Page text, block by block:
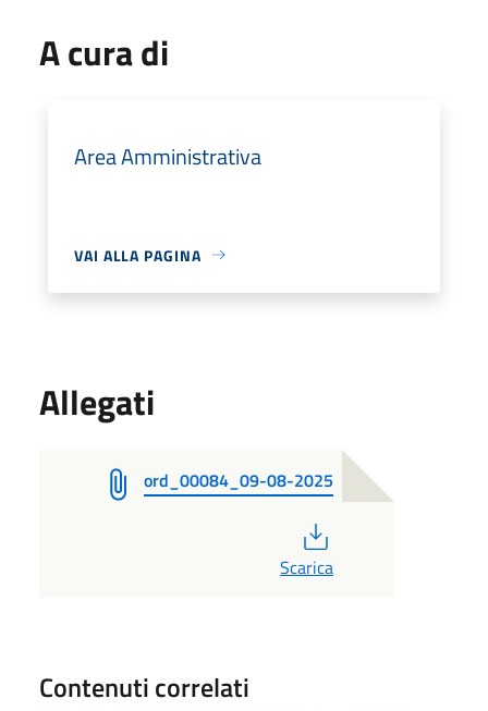
A cura di
Area Amministrativa
VAI ALLA PAGINA
Allegati
ord_00084_09-08-2025
Scarica
Contenuti correlati